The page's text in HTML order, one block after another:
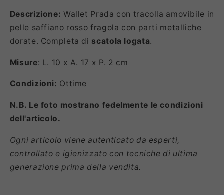
Descrizione: Wallet Prada con tracolla amovibile in
pelle saffiano rosso fragola con parti metalliche
dorate. Completa di scatola logata.
Misure: L. 10 x A. 17 x P. 2 cm
Condizioni: Ottime
N.B. Le foto mostrano fedelmente le condizioni
dell'articolo.
Ogni articolo viene autenticato da esperti,
controllato e igienizzato con tecniche di ultima
generazione prima della vendita.